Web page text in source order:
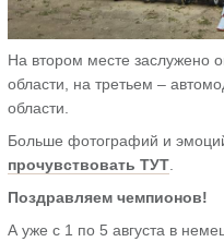
На втором месте заслужено
области, на третьем –
области.
Больше фотографий и
прочувствовать ТУТ
Поздравляем чемпионов!
А уже с 1 по 5 августа в